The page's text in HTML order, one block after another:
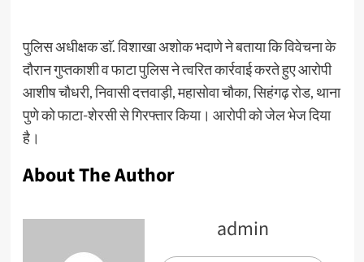
पुलिस अधीक्षक डाॅ. विशाखा अशोक भदाणे ने बताया कि विवेचना के
दौरान गुप्तकाशी व फाटा पुलिस ने त्वरित कार्रवाई करते हुए आरोपी
आशीष चौधरी, निवासी दत्तवाड़ी, महासोवा चौका, सिहंगढ़ रोड, थाना
पुणे को फाटा-शेरसी से गिरफ्तार किया। आरोपी को जेल भेज दिया
है।
About The Author
admin